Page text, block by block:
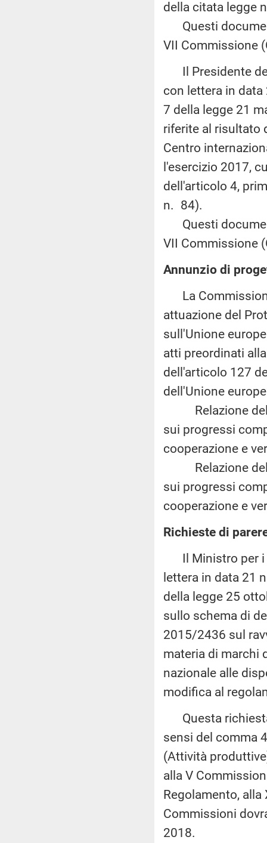
della citata legge
Questi
VII Commissione
Il Presidente
con lettera in
7 della legge 21
riferite al risultato
Centro
l'esercizio 2017,
dell'articolo 4,
n. 84).
Questi
VII Commissione
Annunzio di
La
attuazione del
sull'Unione
atti preordinati
dell'articolo 127
dell'Unione
Relazione della
sui progressi
cooperazione e
Relazione della
sui progressi
cooperazione e
Richieste di
Il Ministro per i
lettera in data 21
della legge 25
sullo schema di
2015/2436 sul
materia di marchi
nazionale alle
modifica al
Questa
sensi del comma
(Attività
alla V
Regolamento,
Commissioni
2018.